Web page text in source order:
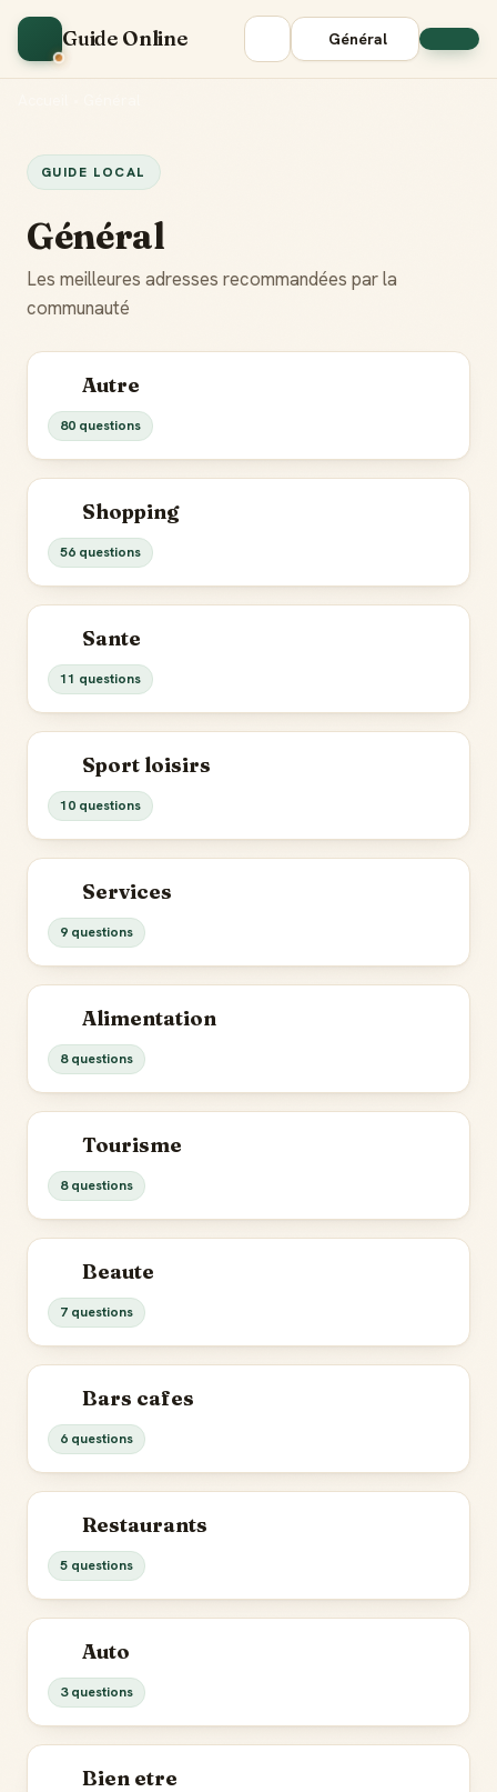
Guide Online Général
GUIDE LOCAL
Général
Les meilleures adresses recommandées par la
communauté
Autre
80 questions
Shopping
56 questions
Sante
11 questions
Sport loisirs
10 questions
Services
9 questions
Alimentation
8 questions
Tourisme
8 questions
Beaute
7 questions
Bars cafes
6 questions
Restaurants
5 questions
Auto
3 questions
Bien etre